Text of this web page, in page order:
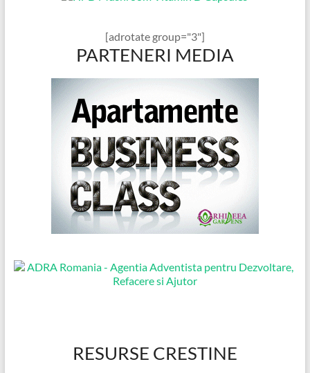
[adrotate group="3"]
PARTENERI MEDIA
RESURSE CRESTINE